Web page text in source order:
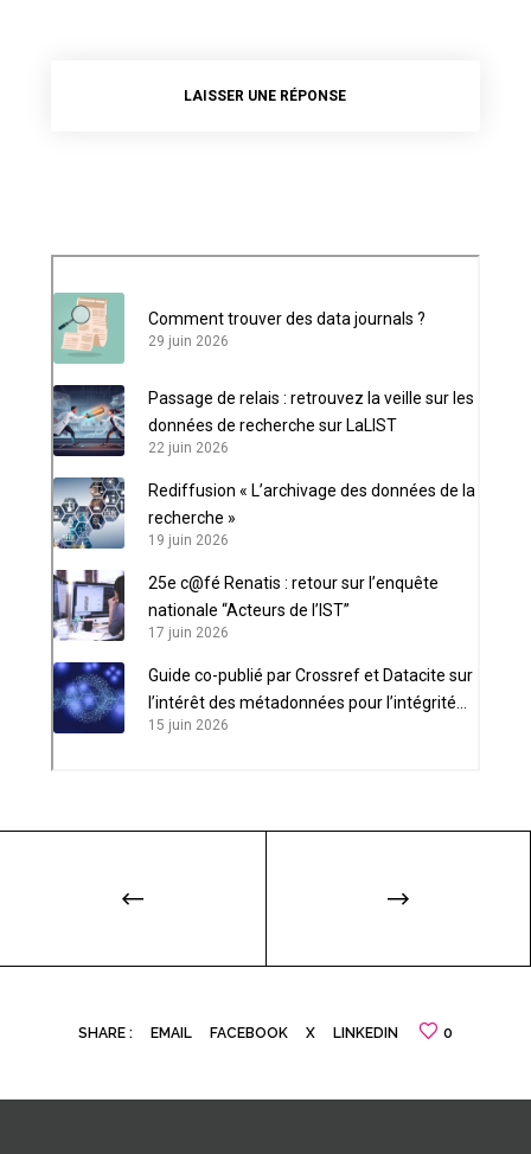
LAISSER UNE RÉPONSE
Comment trouver des data journals ?
29 juin 2026
Passage de relais : retrouvez la veille sur les
données de recherche sur LaLIST
22 juin 2026
Rediffusion « L’archivage des données de la
recherche »
19 juin 2026
25e c@fé Renatis : retour sur l’enquête
nationale “Acteurs de l’IST”
17 juin 2026
Guide co-publié par Crossref et Datacite sur
l’intérêt des métadonnées pour l’intégrité
scientifique
15 juin 2026
SHARE : EMAIL FACEBOOK X LINKEDIN 0